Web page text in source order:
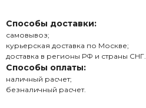
Способы доставки:
самовывоз;
курьерская доставка по Москве;
доставка в регионы РФ и страны СНГ.
Способы оплаты:
наличный расчет;
безналичный расчет.